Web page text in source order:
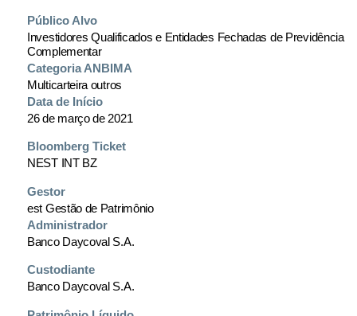
Público Alvo
Investidores Qualificados e Entidades Fechadas de Previdência
Complementar
Categoria ANBIMA
Multicarteira outros
Data de Início
26 de março de 2021
Bloomberg Ticket
NEST INT BZ
Gestor
est Gestão de Patrimônio
Administrador
Banco Daycoval S.A.
Custodiante
Banco Daycoval S.A.